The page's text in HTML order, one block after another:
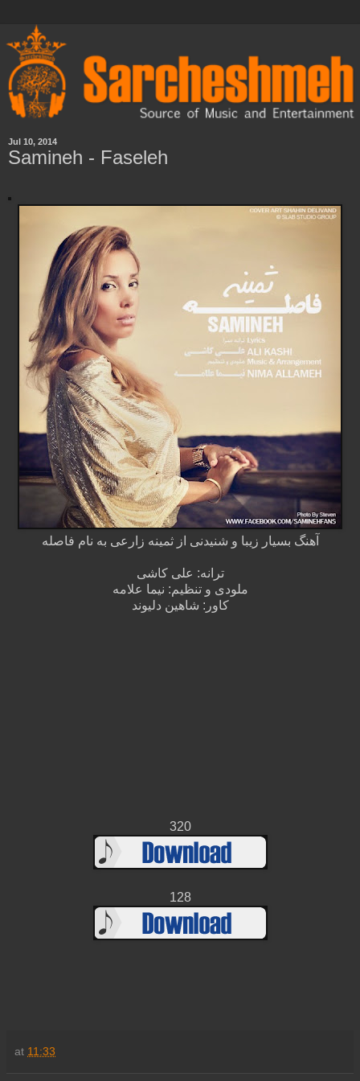
Jul 10, 2014
Samineh - Faseleh
آهنگ بسیار زیبا و شنیدنی از ثمینه زارعی به نام فاصله
ترانه: علی کاشی
ملودی و تنظیم: نیما علامه
کاور: شاهین دلیوند
320
128
at 11:33